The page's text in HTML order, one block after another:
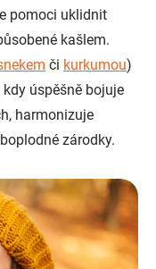
pomoci uklidnit
kašlem.
či kurkumou)
úspěšně bojuje
harmonizuje
zárodky.